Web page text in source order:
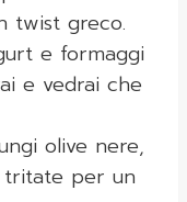
twist greco.
e formaggi
e vedrai che
olive nere,
tritate per un